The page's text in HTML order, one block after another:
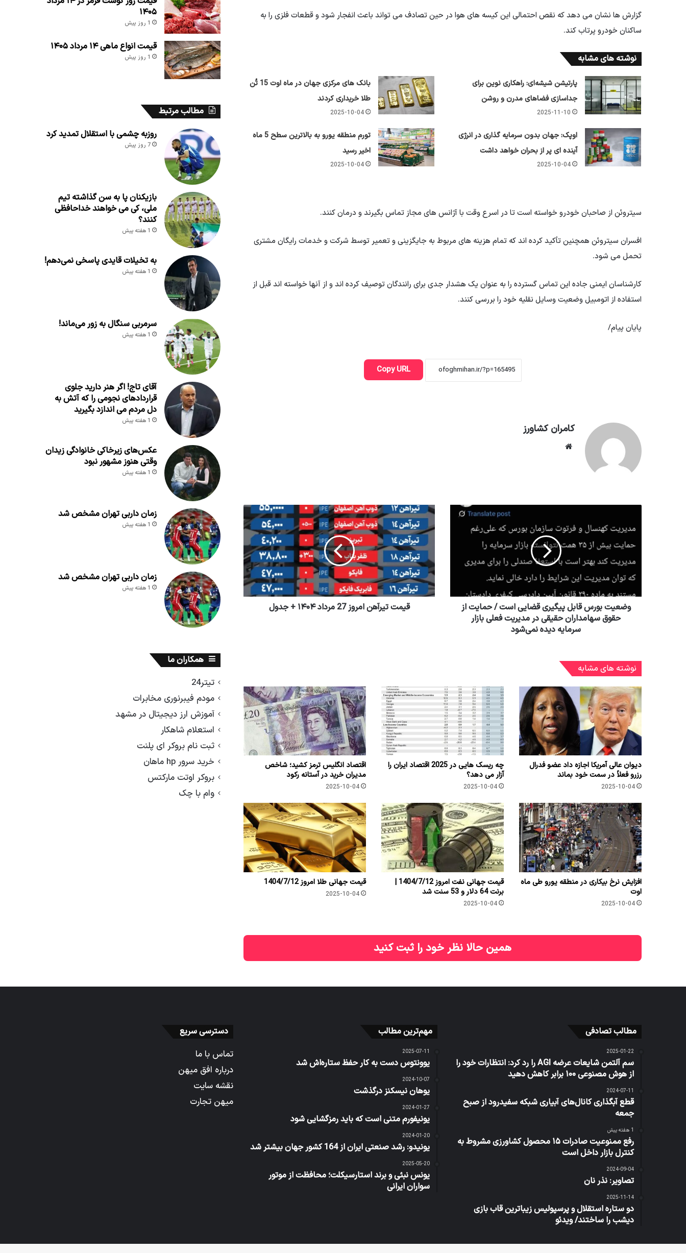
گزارش ها نشان می دهد که نقص احتمالی این کیسه های هوا در حین تصادف می تواند باعث انفجار شود و قطعات فلزی را به
ساکنان خودرو پرتاب کند.
نوشته های مشابه
پارتیشن شیشه‌ای: راهکاری نوین برای
جداسازی فضاهای مدرن و روشن
2025-11-10
بانک های مرکزی جهان در ماه اوت 15 تُن
طلا خریداری کردند
2025-10-04
اوپک: جهان بدون سرمایه گذاری در انرژی
آینده ای پر از بحران خواهد داشت
2025-10-04
تورم منطقه یورو به بالاترین سطح 5 ماه
اخیر رسید
2025-10-04
سیتروئن از صاحبان خودرو خواسته است تا در اسرع وقت با آژانس های مجاز تماس بگیرند و درمان کنند.
افسران سیتروئن همچنین تأکید کرده اند که تمام هزینه های مربوط به جایگزینی و تعمیر توسط شرکت و خدمات رایگان مشتری
تحمل می شود.
کارشناسان ایمنی جاده این تماس گسترده را به عنوان یک هشدار جدی برای رانندگان توصیف کرده اند و از آنها خواسته اند قبل از
استفاده از اتومبیل وضعیت وسایل نقلیه خود را بررسی کنند.
پایان پیام/
Copy URL
کامران کشاورز
وضعیت بورس قابل پیگیری قضایی است / حمایت از
حقوق سهامداران حقیقی در مدیریت فعلی بازار
سرمایه دیده نمی‌شود
قیمت تیرآهن امروز 27 مرداد ۱۴۰۴ + جدول
نوشته های مشابه
دیوان عالی آمریکا اجازه داد عضو فدرال
رزرو فعلاً در سمت خود بماند
2025-10-04
چه ریسک هایی در 2025 اقتصاد ایران را
آزار می دهد؟
2025-10-04
اقتصاد انگلیس ترمز کشید؛ شاخص
مدیران خرید در آستانه رکود
2025-10-04
افزایش نرخ بیکاری در منطقه یورو طی ماه
اوت
2025-10-04
قیمت جهانی نفت امروز 1404/7/12 |
برنت 64 دلار و 53 سنت شد
2025-10-04
قیمت جهانی طلا امروز 1404/7/12
2025-10-04
همین حالا نظر خود را ثبت کنید
۱۴۰۵
1 روز پیش
قیمت انواع ماهی ۱۴ مرداد ۱۴۰۵
1 روز پیش
مطالب مرتبط
روزبه چشمی با استقلال تمدید کرد
7 روز پیش
بازیکنان پا به سن گذاشته تیم
ملی، کی می خواهند خداحافظی
کنند؟
1 هفته پیش
به تخیلات قایدی پاسخی نمی‌دهم!
1 هفته پیش
سرمربی سنگال به زور می‌ماند!
1 هفته پیش
آقای تاج! اگر هنر دارید جلوی
قراردادهای نجومی را که آتش به
دل مردم می اندازد بگیرید
1 هفته پیش
عکس‌های زیرخاکی خانوادگی زیدان
وقتی هنوز مشهور نبود
1 هفته پیش
زمان داربی تهران مشخص شد
1 هفته پیش
زمان داربی تهران مشخص شد
1 هفته پیش
همکاران ما
تیتر24
مودم فیبرنوری مخابرات
آموزش ارز دیجیتال در مشهد
استعلام شاهکار
ثبت نام بروکر ای پلنت
خرید سرور hp ماهان
بروکر اوتت مارکتس
وام با چک
مطالب تصادفی
2025-01-22
سم آلتمن شایعات عرضه AGI را رد کرد: انتظارات خود را
از هوش مصنوعی ۱۰۰ برابر کاهش دهید
2024-07-11
قطع آبگذاری کانال‌های آبیاری شبکه سفیدرود از صبح
جمعه
1 هفته پیش
رفع ممنوعیت صادرات ۱۵ محصول کشاورزی مشروط به
کنترل بازار داخل است
2024-09-04
تصاویر: نذر نان
2025-11-14
دو ستاره استقلال و پرسپولیس زیباترین قاب بازی
دیشب را ساختند/ ویدئو
مهم‌ترین مطالب
2025-07-11
یوونتوس دست به کار حفظ ستاره‌اش شد
2024-10-07
یوهان نیسکنز درگذشت
2024-01-27
یونیفورم متنی است که باید رمزگشایی شود
2024-01-20
یونیدو: رشد صنعتی ایران از 164 کشور جهان بیشتر شد
2025-05-20
یونس نبئی و برند استارسیکلت؛ محافظت از موتور
سواران ایرانی
دسترسی سریع
تماس با ما
درباره افق میهن
نقشه سایت
میهن تجارت